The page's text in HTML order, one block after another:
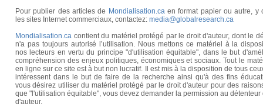
Pour publier des articles de Mondialisation.caen format papier ou autre, y
les sites Internet commerciaux, contactez: media@globalresearch.ca
Mondialisation.ca contient du matériel protégé par le droit d'auteur, dont le
n'a pas toujours autorisé l’utilisation. Nous mettons ce matériel à la
nos lecteurs en vertu du principe "d'utilisation équitable", dans le but
compréhension des enjeux politiques, économiques et sociaux. Tout le
en ligne sur ce site est à but non lucratif. Il est mis à la disposition de tous
intéressent dans le but de faire de la recherche ainsi qu'à des fins
vous désirez utiliser du matériel protégé par le droit d'auteur pour des
que "l'utilisation équitable", vous devez demander la permission au détenteur
d'auteur.